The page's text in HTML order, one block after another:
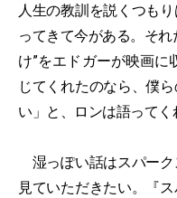
人生の教訓を説くつも
ってきて今がある。そ
け”をエドガーが映画
じてくれたのなら、僕
い」と、ロンは語ってく
湿っぽい話はスパーク
見ていただきたい。『